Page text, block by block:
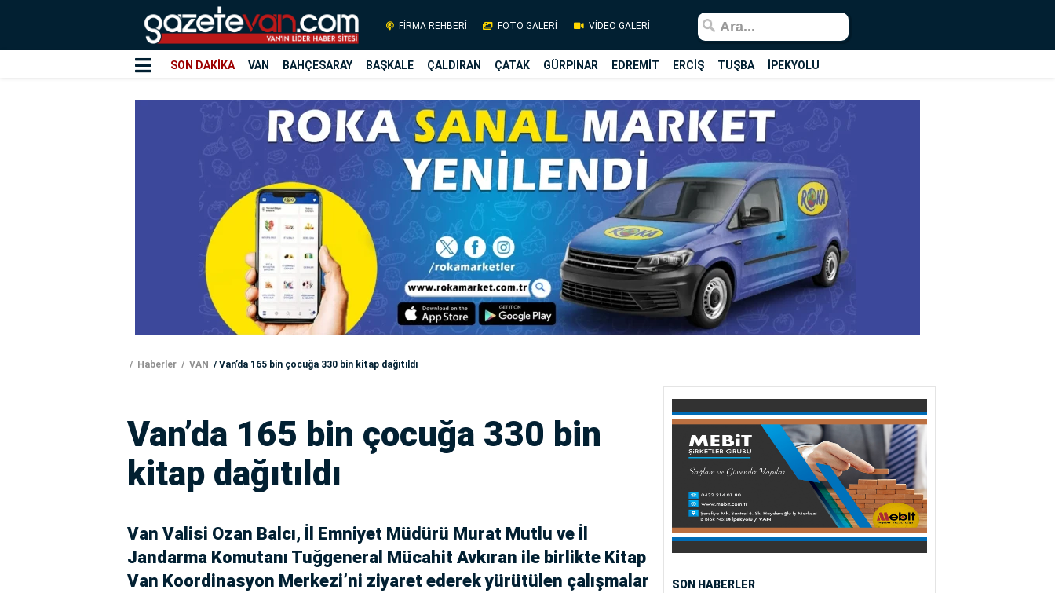
FİRMA REHBERİ FOTO GALERİ VİDEO GALERİ
SON DAKİKA VAN BAHÇESARAY BAŞKALE ÇALDIRAN ÇATAK GÜRPINAR EDREMİT ERCİŞ TUŞBA İPEKYOLU
Haberler VAN Van’da 165 bin çocuğa 330 bin kitap dağıtıldı
Van’da 165 bin çocuğa 330 bin
kitap dağıtıldı
Van Valisi Ozan Balcı, İl Emniyet Müdürü Murat Mutlu ve İl
Jandarma Komutanı Tuğgeneral Mücahit Avkıran ile birlikte Kitap
Van Koordinasyon Merkezi’ni ziyaret ederek yürütülen çalışmalar
SON HABERLER